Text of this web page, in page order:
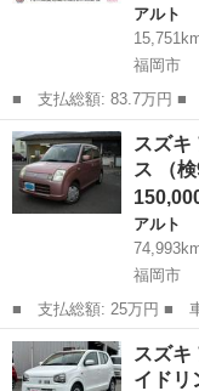
アルト
福岡市
■ 支払総額: 83.7万円 ■ 車両本体価格： 790,000 円 ■ メーカー
名： スズキ ■ 車種名
ナー 禁煙車 衝突被害
り防止装置 ...
福岡 福岡市 アルト
スズ
ス （検
アルト
福岡市
■ 支払総額: 25万円 ■ 車両本体価格： 150,000 円 ■ メーカー
名： スズキ ■ 車種名
ＴＶＥＴＣキーレス ■
シ...
福岡 福岡市 アルト
スズ
イド